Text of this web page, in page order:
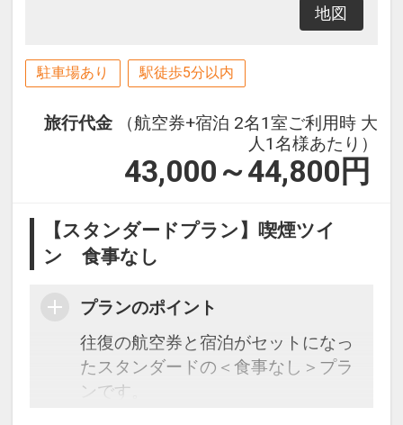
地図
駐車場あり 駅徒歩5分以内
旅行代金
（航空券+宿泊 2名1室ご利用時 大
人1名様あたり）
43,000～44,800 円
【スタンダードプラン】喫煙ツイ
ン 食事なし
プランのポイント
往復の航空券と宿泊がセットになっ
たスタンダードの＜食事なし＞プラ
ンです。